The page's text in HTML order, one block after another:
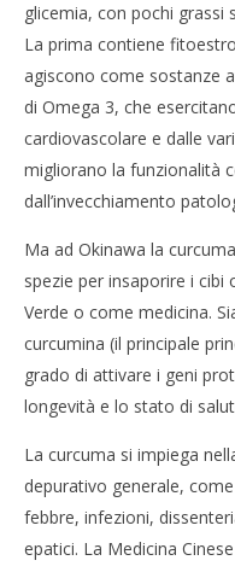
glicemia, con pochi grassi
La prima contiene
agiscono come sostanze
di Omega 3, che
cardiovascolare e dalle
migliorano la funzionalità
dall’invecchiamento
Ma ad Okinawa la
spezie per insaporire i cibi
Verde o come medicina.
curcumina (il principale
grado di attivare i geni
longevità e lo stato di
La curcuma si impiega
depurativo generale,
febbre, infezioni,
epatici. La Medicina